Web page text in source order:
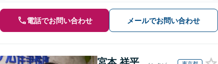
電話でお問い合わせ メールでお問い合わせ